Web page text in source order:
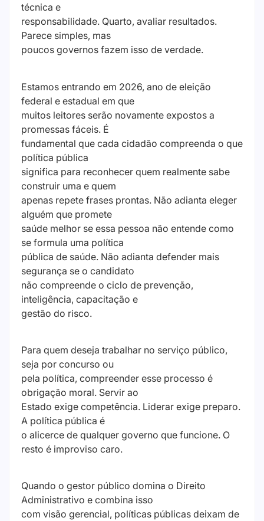
técnica e
responsabilidade. Quarto, avaliar resultados.
Parece simples, mas
poucos governos fazem isso de verdade.
Estamos entrando em 2026, ano de eleição
federal e estadual em que
muitos leitores serão novamente expostos a
promessas fáceis. É
fundamental que cada cidadão compreenda o que
política pública
significa para reconhecer quem realmente sabe
construir uma e quem
apenas repete frases prontas. Não adianta eleger
alguém que promete
saúde melhor se essa pessoa não entende como
se formula uma política
pública de saúde. Não adianta defender mais
segurança se o candidato
não compreende o ciclo de prevenção,
inteligência, capacitação e
gestão do risco.
Para quem deseja trabalhar no serviço público,
seja por concurso ou
pela política, compreender esse processo é
obrigação moral. Servir ao
Estado exige competência. Liderar exige preparo.
A política pública é
o alicerce de qualquer governo que funcione. O
resto é improviso caro.
Quando o gestor público domina o Direito
Administrativo e combina isso
com visão gerencial, políticas públicas deixam de